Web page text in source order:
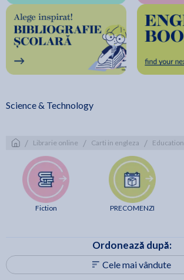
Science & Technology
/ Librarie online / Carti in engleza / Education
Fiction PRECOMENZI
Ordonează după:
Cele mai vândute